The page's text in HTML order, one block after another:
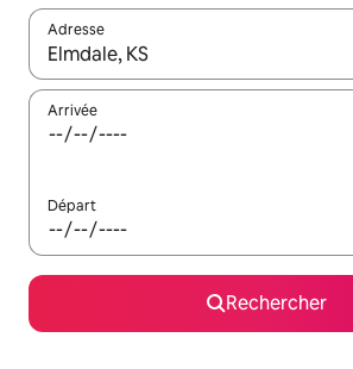
Adresse
Lorsque les résultats s'affichent,
Arrivée
Départ
Rechercher